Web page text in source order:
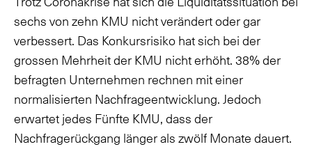
sechs von zehn KMU nicht verändert oder gar
verbessert. Das Konkursrisiko hat sich bei der
grossen Mehrheit der KMU nicht erhöht. 38% der
befragten Unternehmen rechnen mit einer
normalisierten Nachfrageentwicklung. Jedoch
erwartet jedes Fünfte KMU, dass der
Nachfragerückgang länger als zwölf Monate dauert.